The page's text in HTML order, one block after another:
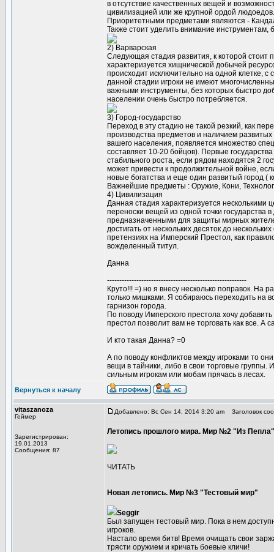
в отсутствие качественных вещей и
цивилизацией или же крупной ордой людоедов.
Приоритетными предметами являются -
Также стоит уделить внимание
2) Варварская
Следующая стадия развития, к которой стоит
характеризуется хищнической добычей
происходит исключительно на одной клетке,
данной стадии игроки не имеют
важными инструменты, без которых быстро
населении очень быстро потребляется.
3) Город-государство
Переход в эту стадию не такой резкий, как
производства предметов и наличием
вашего населения, появляется множество
составляет 10-20 бойцов). Первые
стабильного роста, если рядом находятся 2
может привести к продолжительной войне,
новые богатства и еще один развитый город
Важнейшие предметы : Оружие, Кони,
4) Цивилизация
Данная стадия характеризуется несколькими
переноски вещей из одной точки государства
предназначенными для защиты мирных
достигать от нескольких десяток до
претензиях на Имперский Престол, как
вожделенный титул.
Данна
---------------------------------------------------------
Круто!!! =) но я внесу несколько поправок. На
только мишками. Я собираюсь переходить на
гарнизон города.
По поводу Имперского престола хочу
престол позволит вам не торговать как все. А
И кто такая Данна? =0
А по поводу конфликтов между игроками то
вещи в тайники, либо в свои торговые группы.
сильным игрокам или мобам прячась в лесах.
Вернуться к началу
vitaszanoza
Геймер
Зарегистрирован:
19.01.2013
Сообщения: 87
Добавлено: Вс Сен 14, 2014 3:20 am Заголовок
Летопись прошлого мира. Мир №2 "Из Пепла"
ЧИТАТЬ
Новая летопись. Мир №3 "Тестовый мир"
Seggir
Был запущен тестовый мир. Пока в нем
игроков.
Настало время битв! Время очищать свои
трясти оружием и кричать боевые кличи!